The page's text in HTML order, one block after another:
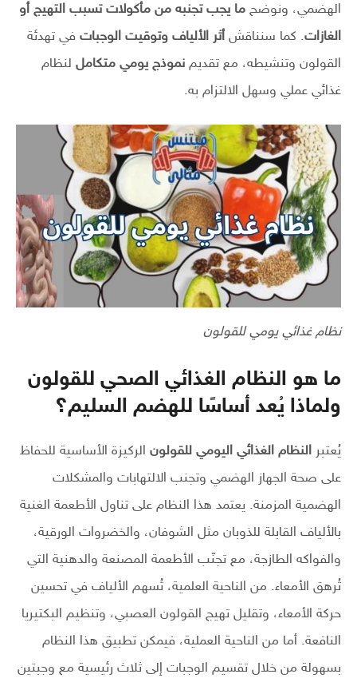
الهضمي، ونوضح ما يجب تجنبه من مأكولات تسبب التهيج أو
الغازات. كما سنناقش أثر الألياف وتوقيت الوجبات في تهدئة
القولون وتنشيطه، مع تقديم نموذج يومي متكامل لنظام
غذائي عملي وسهل الالتزام به.
نظام غذائي يومي للقولون
ما هو النظام الغذائي الصحي للقولون
ولماذا يُعد أساسًا للهضم السليم؟
يُعتبر النظام الغذائي اليومي للقولون الركيزة الأساسية للحفاظ
على صحة الجهاز الهضمي وتجنب الالتهابات والمشكلات
الهضمية المزمنة. يعتمد هذا النظام على تناول الأطعمة الغنية
بالألياف القابلة للذوبان مثل الشوفان، والخضروات الورقية،
والفواكه الطازجة، مع تجنّب الأطعمة المصنعة والدهنية التي
تُرهق الأمعاء. من الناحية العلمية، تُسهم الألياف في تحسين
حركة الأمعاء، وتقليل تهيج القولون العصبي، وتنظيم البكتيريا
النافعة. أما من الناحية العملية، فيمكن تطبيق هذا النظام
بسهولة من خلال تقسيم الوجبات إلى ثلاث رئيسية مع وجبتين